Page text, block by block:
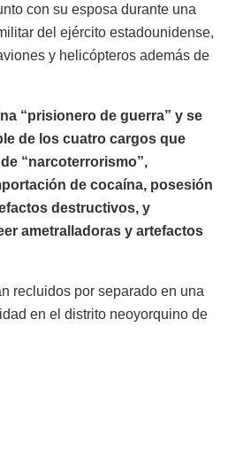
con su esposa durante una
del ejército estadounidense,
y helicópteros además de
“prisionero de guerra” y se
de los cuatro cargos que
“narcoterrorismo”,
de cocaína, posesión
destructivos, y
ametralladoras y artefactos
recluidos por separado en una
en el distrito neoyorquino de